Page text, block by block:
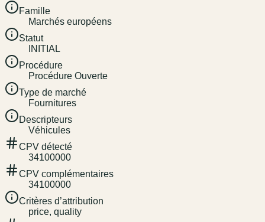
Famille
Marchés européens
Statut
INITIAL
Procédure
Procédure Ouverte
Type de marché
Fournitures
Descripteurs
Véhicules
CPV détecté
34100000
CPV complémentaires
34100000
Critères d’attribution
price, quality